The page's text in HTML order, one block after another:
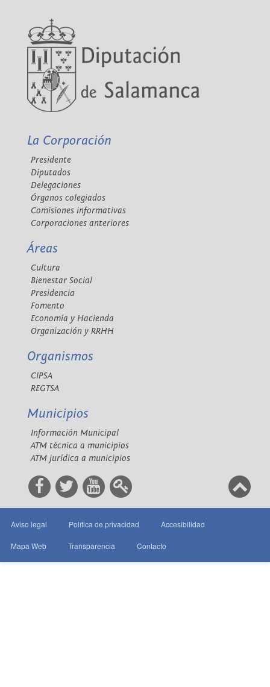
La Corporación
Presidente
Diputados
Delegaciones
Órganos colegiados
Comisiones informativas
Corporaciones anteriores
Áreas
Cultura
Bienestar Social
Presidencia
Fomento
Economía y Hacienda
Organización y RRHH
Organismos
CIPSA
REGTSA
Municipios
Información Municipal
ATM técnica a municipios
ATM jurídica a municipios
Aviso legal Política de privacidad Accesibilidad
Mapa Web Transparencia Contacto